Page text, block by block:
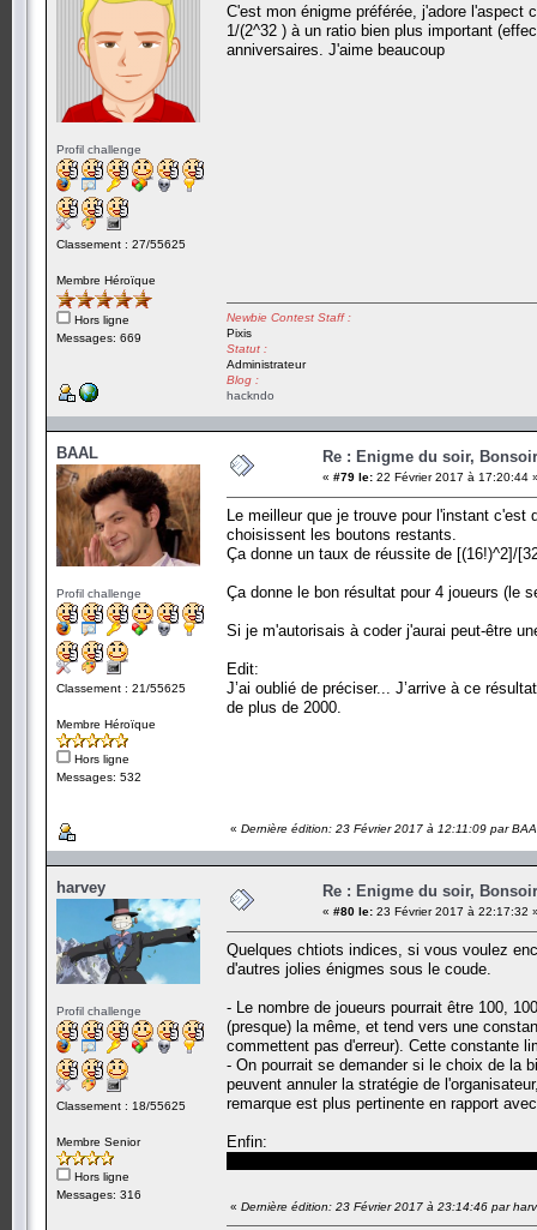
Profil challenge
Classement : 27/55625
Membre Héroïque
Hors ligne
Messages: 669
C'est mon énigme préférée, j'adore
1/(2^32 ) à un ratio bien plus important
anniversaires. J'aime beaucoup
Newbie Contest Staff :
Pixis
Statut :
Administrateur
Blog :
hackndo
BAAL
Profil challenge
Classement : 21/55625
Membre Héroïque
Hors ligne
Messages: 532
Re : Enigme du soir,
« #79 le: 22 Février 2017 à 17:20:44
Le meilleur que je trouve pour l'instant
choisissent les boutons restants.
Ça donne un taux de réussite de [(16!)^2]/
Ça donne le bon résultat pour 4 joueurs (le
Si je m'autorisais à coder j'aurai peut-être
Edit:
J’ai oublié de préciser... J’arrive à ce
de plus de 2000.
« Dernière édition: 23 Février 2017 à 12:11:09 par
harvey
Profil challenge
Classement : 18/55625
Membre Senior
Hors ligne
Messages: 316
Re : Enigme du soir,
« #80 le: 23 Février 2017 à 22:17:32
Quelques chtiots indices, si vous voulez
d'autres jolies énigmes sous le coude.
- Le nombre de joueurs pourrait être 100,
(presque) la même, et tend vers une
commettent pas d'erreur). Cette constante
- On pourrait se demander si le choix de la
peuvent annuler la stratégie de
remarque est plus pertinente en rapport
Enfin:
« Dernière édition: 23 Février 2017 à 23:14:46 par